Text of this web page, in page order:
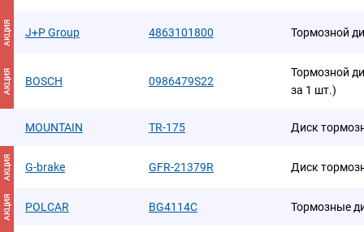
АКЦИЯ J+P Group 4863101800 Тормозной
АКЦИЯ BOSCH 0986479S22
Тормозной
за 1 шт.)
MOUNTAIN TR-175 Диск
АКЦИЯ G-brake GFR-21379R Диск
АКЦИЯ POLCAR BG4114C Тормозные